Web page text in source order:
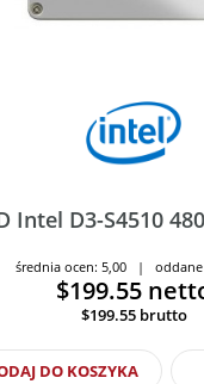
Intel D3-S4510
średnia ocen: 5,00 | oddane
$199.55
$199.55 brutto
DO KOSZYKA